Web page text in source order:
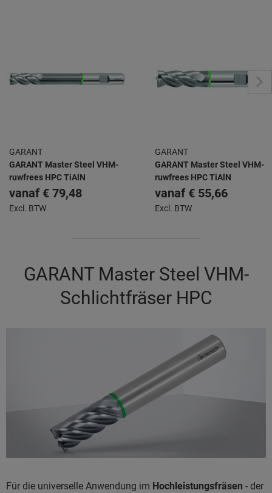
GARANT
GARANT Master Steel VHM-
ruwfrees HPC TiAlN
vanaf € 79,48
Excl. BTW
GARANT
GARANT Master Steel VHM-
ruwfrees HPC TiAlN
vanaf € 55,66
Excl. BTW
GARANT Master Steel VHM-
Schlichtfräser HPC
Für die universelle Anwendung im Hochleistungsfräsen - der